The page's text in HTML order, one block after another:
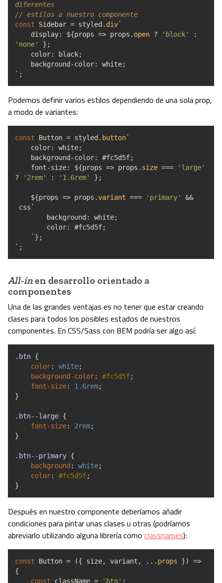
diferentes
// estilos a nuestro componente
const Sidebar = styled. div`
display: ${props => props. open ? 'block'
:
'none'
} ;
color: black;
background -color: white;
` ;
Podemos definir varios estilos dependiendo de una sola prop,
a modo de variantes:
const Button = styled. button`
color: white;
background -color: #fc5d5f;
font-size: ${props => props. size ===
'large'
?
'2rem' : '1.6rem' } ;
${props => props.variant === 'primary'
&&
css`
background : white;
color: #fc5d5f;
` } ;
` ;
All-in en desarrollo orientado a
componentes
Una de las grandes ventajas es no tener que estar creando
clases para todos los posibles estados de nuestros
componentes. En CSS/Sass con BEM podría ser algo así:
.btn {
color: white;
background-color: #fc5d5f;
font-size: 1.6rem;
}
.btn--large {
font-size: 2rem;
}
.btn--primary {
background : white;
color: #fc5d5f;
}
Después en nuestro componente deberíamos añadir
condiciones para pintar unas clases u otras (podríamos
abreviarlo utilizando alguna librería como classnames):
const Button = ({ size, variant , ... props })
=>
{
const className = 'btn' ;